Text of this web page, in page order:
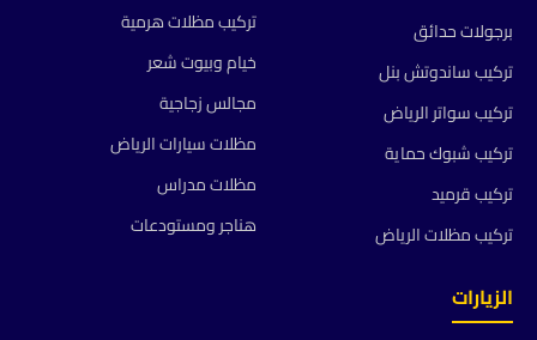
برجولات حدائق
تركيب ساندوتش بنل
تركيب سواتر الرياض
تركيب شبوك حماية
تركيب قرميد
تركيب مظلات الرياض
تركيب مظلات هرمية
خيام وبيوت شعر
مجالس زجاجية
مظلات سيارات الرياض
مظلات مدراس
هناجر ومستودعات
الزيارات